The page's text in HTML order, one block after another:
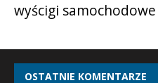
wyścigi samochodowe
OSTATNIE KOMENTARZE